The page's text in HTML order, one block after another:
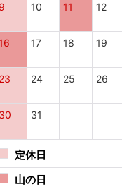
10 11 12
17 18 19
24 25 26
31
定休日
山の日